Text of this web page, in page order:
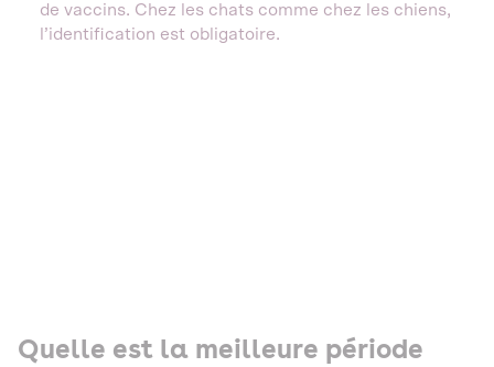
de vaccins. Chez les chats comme chez les chiens,
l’identification est obligatoire.
Quelle est la meilleure période